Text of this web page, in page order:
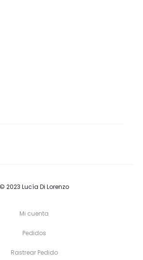
© 2023 Lucía Di Lorenzo
Mi cuenta
Pedidos
Rastrear Pedido